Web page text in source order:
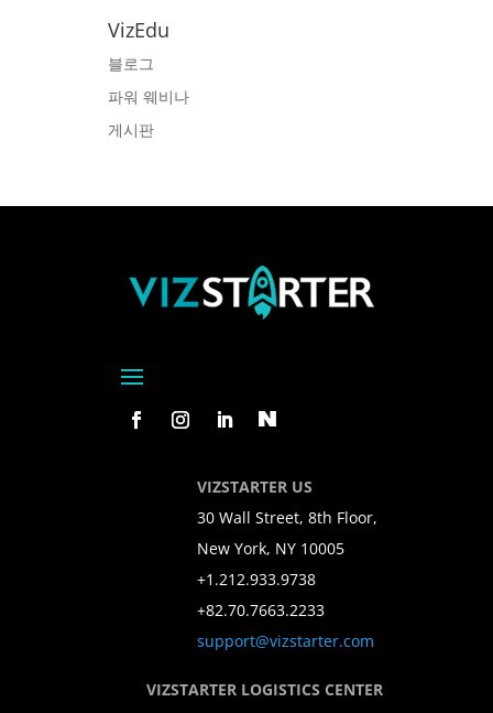
VizEdu
블로그
파워 웨비나
게시판
VIZSTARTER US
30 Wall Street, 8th Floor,
New York, NY 10005
+1.212.933.9738
+82.70.7663.2233
support@vizstarter.com
VIZSTARTER LOGISTICS CENTER